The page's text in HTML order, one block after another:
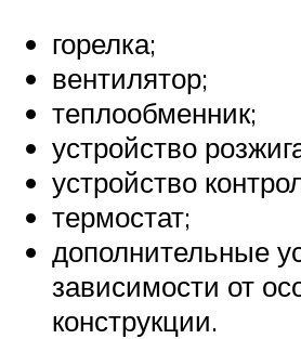
горелка;
вентилятор;
теплообменник;
устройство
устройство
термостат;
дополнительные
зависимости от
конструкции.